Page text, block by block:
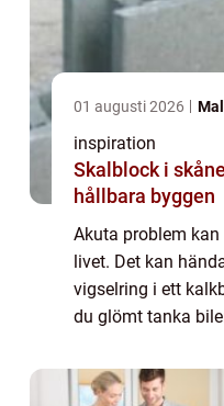
01 augusti 2026
inspiration
Skalblock i skåne smart grund för
hållbara byggen
Akuta problem
livet. Det kan
vigselring i ett
du glömt tanka
...